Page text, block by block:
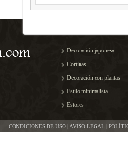
Decoración japonesa
Cortinas
Decoración con plantas
Estilo minimalista
Estores
CONDICIONES DE USO | AVISO LEGAL |